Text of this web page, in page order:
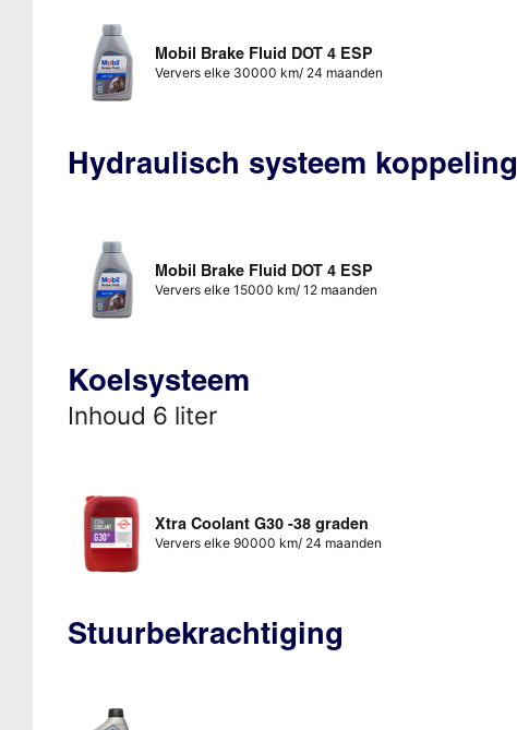
Mobil Brake Fluid DOT 4 ESP
Ververs elke 30000 km/ 24 maanden
Hydraulisch systeem koppeling
Mobil Brake Fluid DOT 4 ESP
Ververs elke 15000 km/ 12 maanden
Koelsysteem
Inhoud 6 liter
Xtra Coolant G30 -38 graden
Ververs elke 90000 km/ 24 maanden
Stuurbekrachtiging